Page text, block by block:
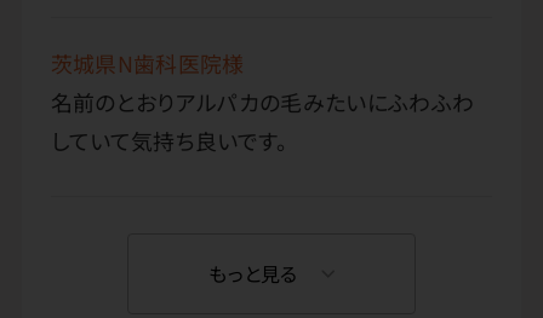
茨城県N歯科医院様
名前のとおりアルパカの毛みたいにふわふわ
していて気持ち良いです。
もっと見る